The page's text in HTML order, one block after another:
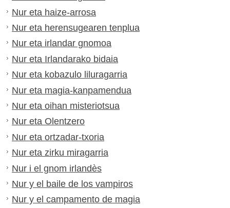
Nur eta haize-arrosa
Nur eta herensugearen tenplua
Nur eta irlandar gnomoa
Nur eta Irlandarako bidaia
Nur eta kobazulo liluragarria
Nur eta magia-kanpamendua
Nur eta oihan misteriotsua
Nur eta Olentzero
Nur eta ortzadar-txoria
Nur eta zirku miragarria
Nur i el gnom irlandès
Nur y el baile de los vampiros
Nur y el campamento de magia